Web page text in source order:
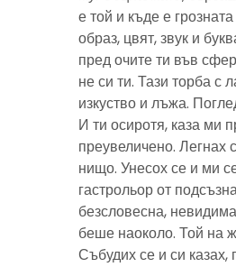
е той и къде е
образ, цвят, звук и
пред очите ти във
не си ти. Тази торба с
изкуство и лъжа.
И ти осиротя, каза ми
преувеличено. Легнах
нищо. Унесох се и ми
гастрольор от
безсловесна,
беше наоколо. Той на
Събудих се и си казах,